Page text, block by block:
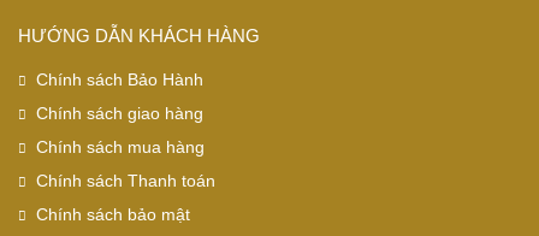
HƯỚNG DẪN KHÁCH HÀNG
Chính sách Bảo Hành
Chính sách giao hàng
Chính sách mua hàng
Chính sách Thanh toán
Chính sách bảo mật